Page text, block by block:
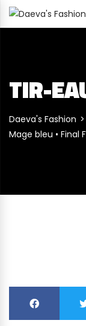
TIR-
Daeva's Fashion
Mage bleu • Final